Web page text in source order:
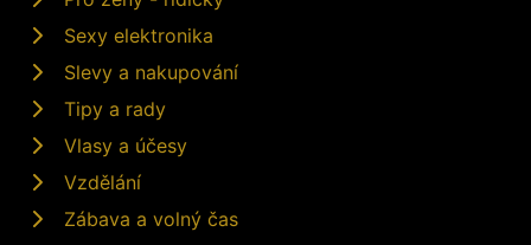
Sexy elektronika
Slevy a nakupování
Tipy a rady
Vlasy a účesy
Vzdělání
Zábava a volný čas